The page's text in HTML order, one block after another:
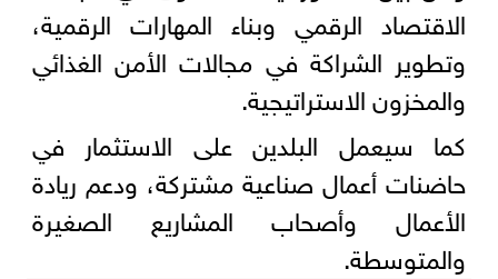
الاقتصاد الرقمي وبناء المهارات الرقمية،
وتطوير الشراكة في مجالات الأمن الغذائي
والمخزون الاستراتيجية.
كما سيعمل البلدين على الاستثمار في
حاضنات أعمال صناعية مشتركة، ودعم ريادة
الأعمال وأصحاب المشاريع الصغيرة
والمتوسطة.